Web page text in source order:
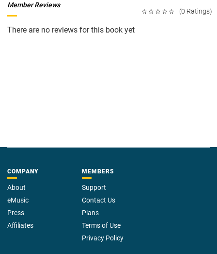
(0 Ratings)
Member Reviews
There are no reviews for this book yet
COMPANY
About
eMusic
Press
Affiliates
MEMBERS
Support
Contact Us
Plans
Terms of Use
Privacy Policy